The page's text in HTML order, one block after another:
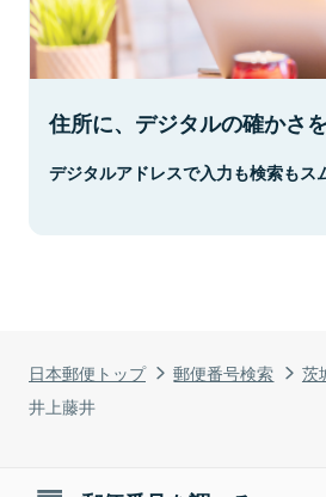
日本郵便トップ 郵便番号検索 茨
井上藤井
住所に、デジタルの確かさを
デジタルアドレスで入力も検索もス